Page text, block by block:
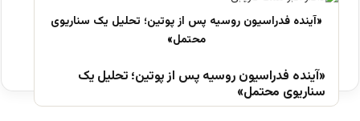
«آینده فدراسیون روسیه پس از پوتین؛ تحلیل یک
سناریوی محتمل»